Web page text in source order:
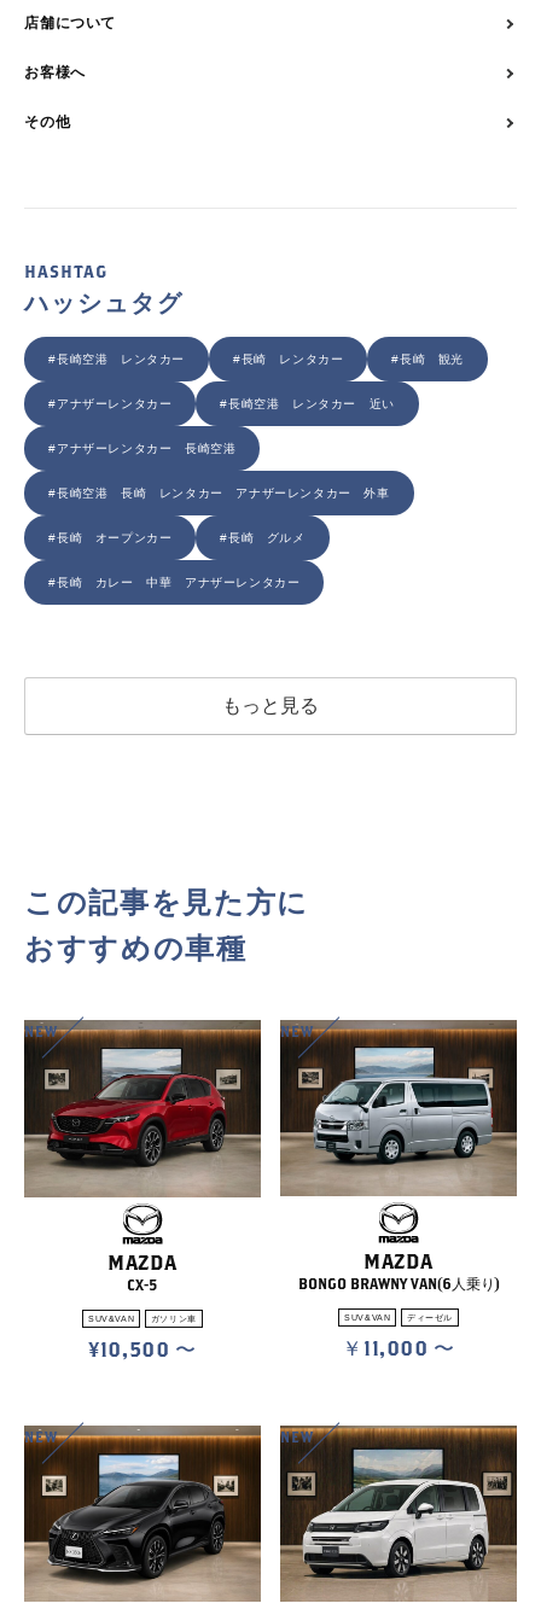
店舗について
お客様へ
その他
HASHTAG
ハッシュタグ
#長崎空港 レンタカー #長崎 レンタカー #長崎 観光
#アナザーレンタカー #長崎空港 レンタカー 近い
#アナザーレンタカー 長崎空港
#長崎空港 長崎 レンタカー アナザーレンタカー 外車
#長崎 オープンカー #長崎 グルメ
#長崎 カレー 中華 アナザーレンタカー
もっと見る
この記事を見た方に
おすすめの車種
NEW
MAZDA
CX-5
SUV&VAN ガソリン車
¥10,500
NEW
MAZDA
BONGO BRAWNY VAN(6人乗り)
SUV&VAN ディーゼル
￥11,000
NEW NEW